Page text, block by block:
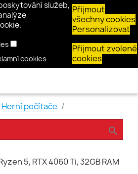
služeb, Přijmout
všechny cookies
Personalizovat
cookies
Přijmout zvolené
cookies
Herní počítače
search